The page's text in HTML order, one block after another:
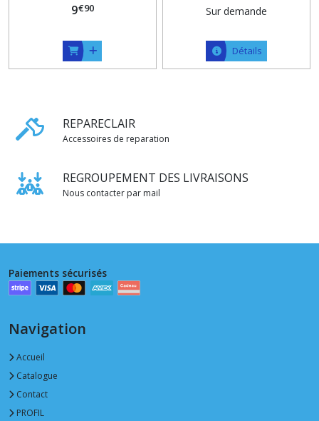
9€90 Sur demande
Détails
REPARECLAIR
Accessoires de reparation
REGROUPEMENT DES LIVRAISONS
Nous contacter par mail
Paiements sécurisés
Navigation
Accueil
Catalogue
Contact
PROFIL